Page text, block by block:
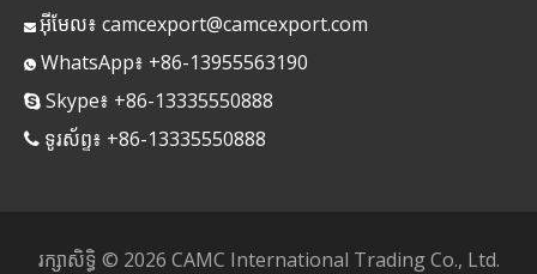
 អ៊ីមែល៖ camcexport@camcexport.com
 WhatsApp៖ +86-13955563190
 Skype៖ +86-13335550888
 ទូរស័ព្ទ៖ +86-13335550888
រក្សាសិទ្ធិ © 2026 CAMC International Trading Co., Ltd.